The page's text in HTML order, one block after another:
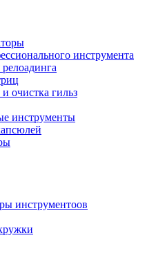
инструмента
очистка гильз
инструменты
инструментоов